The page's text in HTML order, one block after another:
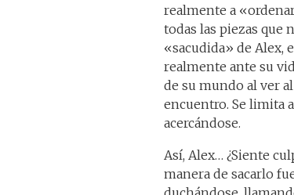
realmente a
todas las piezas que
«sacudida» de Alex,
realmente ante su
de su mundo al ver
encuentro. Se limita
acercándose.
Así, Alex… ¿Siente
manera de sacarlo